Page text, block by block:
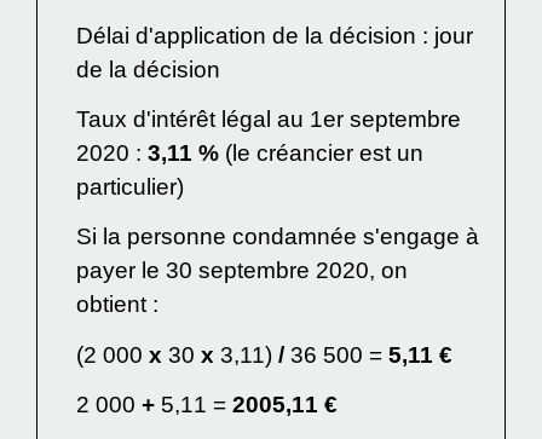
Délai d'application de la décision : jour
de la décision
Taux d'intérêt légal au 1er septembre
2020 : 3,11 % (le créancier est un
particulier)
Si la personne condamnée s'engage à
payer le 30 septembre 2020, on
obtient :
(2 000 x 30 x 3,11) / 36 500 = 5,11 €
2 000 + 5,11 = 2005,11 €